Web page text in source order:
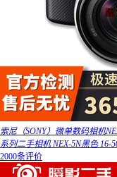
索尼（SONY）微单数码相机
系列二手相机 NEX-5N黑色 16-
2000条评价